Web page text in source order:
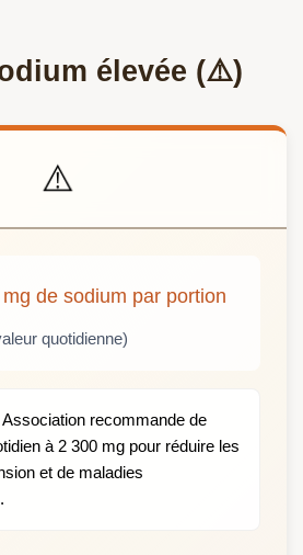
élevée (⚠️)
⚠️
de sodium par portion
quotidienne)
recommande de
à 2 300 mg pour réduire les
et de maladies